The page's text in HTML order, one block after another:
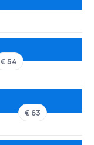
€ 54
€ 63